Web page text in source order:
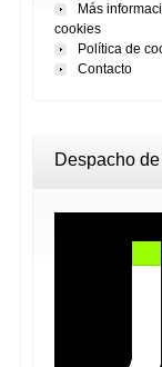
Más
cookies
Política de
Contacto
Despacho